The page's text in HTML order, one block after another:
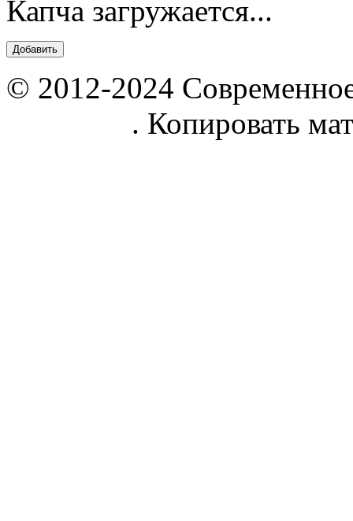
Капча загружается...
© 2012-2024
. Копировать